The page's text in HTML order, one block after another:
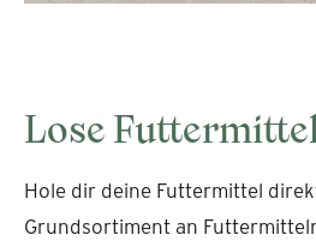
Lose
Hole dir deine Futtermittel
Grundsortiment an